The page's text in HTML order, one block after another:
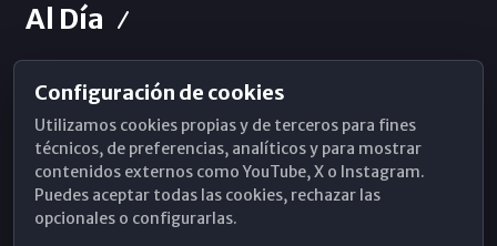
Al Día
Horarios de Misa
Hemeroteca
WhatsApp
Configuración de cookies
Utilizamos cookies propias y de terceros para fines
técnicos, de preferencias, analíticos y para mostrar
contenidos externos como YouTube, X o Instagram.
Puedes aceptar todas las cookies, rechazar las
opcionales o configurarlas.